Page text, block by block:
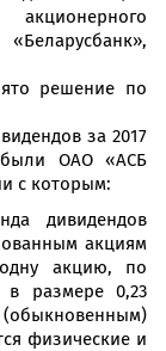
решение по
за 2017
ОАО «АСБ
с которым:
дивидендов
акциям
акцию, по
в размере 0,23
физические и